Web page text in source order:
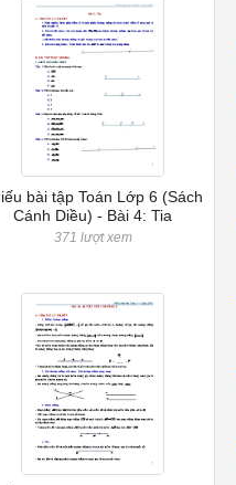
bài tập Toán Lớp 6 (Sách
Cánh Diều) - Bài 4: Tia
371 lượt xem